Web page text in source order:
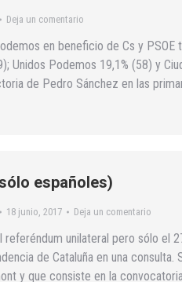
Deja un comentario
en beneficio de Cs y PSOE
Unidos Podemos 19,1% (58) y
de Pedro Sánchez en las
españoles)
18 junio, 2017 Deja un comentario
unilateral pero sólo el
de Cataluña en una
y que consiste en la